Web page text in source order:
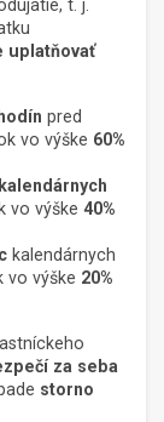
t. j.
uplatňovať
pred
vo výške 60%
vo výške 40%
kalendárnych
vo výške 20%
za seba
storno